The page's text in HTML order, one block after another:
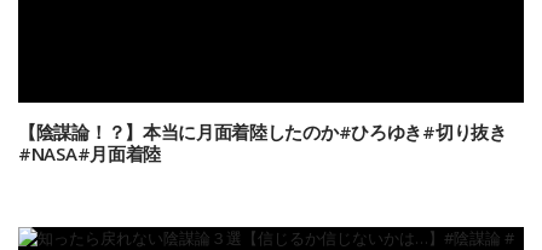
【陰謀論！？】本当に月面着陸したのか#ひろゆき#切り抜き
#NASA#月面着陸